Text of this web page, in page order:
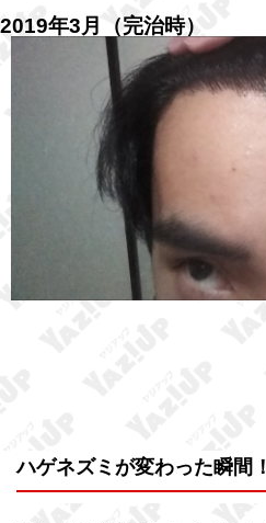
2019年3月（完治時）
ハゲネズミが変わった瞬間！